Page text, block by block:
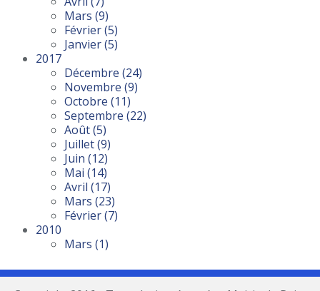
Mars (9)
Février(5)
Janvier(5)
2017
Décembre (24)
Novembre (9)
Octobre (11)
Septembre (22)
Août(5)
Juillet(9)
Juin (12)
Mai (14)
Avril (17)
Mars (23)
Février(7)
2010
Mars (1)